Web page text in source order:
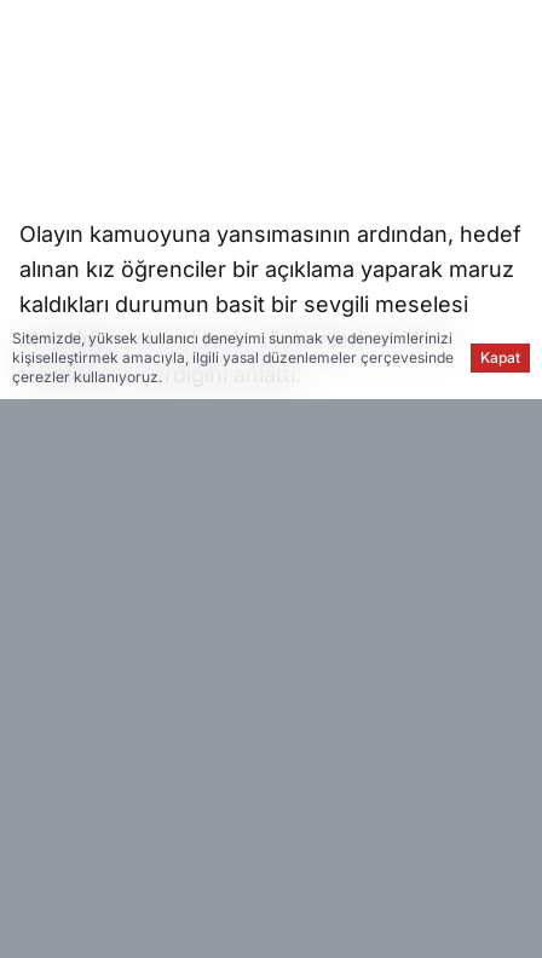
Olayın kamuoyuna yansımasının ardından, hedef
alınan kız öğrenciler bir açıklama yaparak maruz
kaldıkları durumun basit bir sevgili meselesi
olmadığını, cinsel taciz söylemleri ve ölüm
tehditlerini içerdiğini anlattı.
Sitemizde, yüksek kullanıcı deneyimi sunmak ve deneyimlerinizi
kişiselleştirmek amacıyla, ilgili yasal düzenlemeler çerçevesinde
çerezler kullanıyoruz.
Kapat